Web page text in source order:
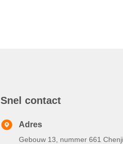
Snel contact
Adres
Gebouw 13, nummer 661